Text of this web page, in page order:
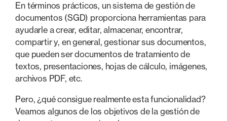
En términos prácticos, un sistema de gestión de
documentos (SGD) proporciona herramientas para
ayudarle a crear, editar, almacenar, encontrar,
compartir y, en general, gestionar sus documentos,
que pueden ser documentos de tratamiento de
textos, presentaciones, hojas de cálculo, imágenes,
archivos PDF, etc.
Pero, ¿qué consigue realmente esta funcionalidad?
Veamos algunos de los objetivos de la gestión de